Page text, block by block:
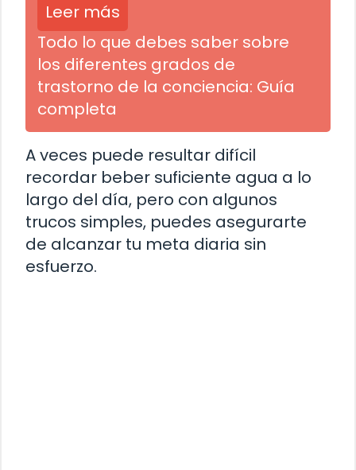
Leer más
Todo lo que debes saber sobre
los diferentes grados de
trastorno de la conciencia: Guía
completa
A veces puede resultar difícil
recordar beber suficiente agua a lo
largo del día, pero con algunos
trucos simples, puedes asegurarte
de alcanzar tu meta diaria sin
esfuerzo.